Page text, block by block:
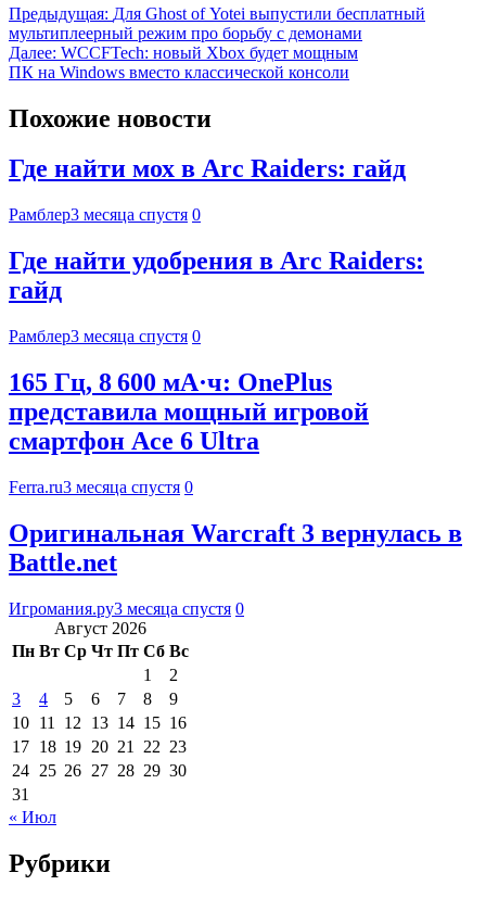
Предыдущая: Для Ghost of Yotei выпустили бесплатный
мультиплеерный режим про борьбу с демонами
Далее: WCCFTech: новый Xbox будет мощным
ПК на Windows вместо классической консоли
Похожие новости
Где найти мох в Arc Raiders: гайд
Рамблер3 месяца спустя 0
Где найти удобрения в Arc Raiders:
гайд
Рамблер3 месяца спустя 0
165 Гц, 8 600 мА·ч: OnePlus
представила мощный игровой
смартфон Ace 6 Ultra
Ferra.ru3 месяца спустя 0
Оригинальная Warcraft 3 вернулась в
Battle.net
Игромания.ру3 месяца спустя 0
Август 2026
Пн Вт Ср Чт Пт Сб Вс
1
2
3
4 5 6 7 8
9
10 11 12 13 14 15 16
17 18 19 20 21 22 23
24 25 26 27 28 29 30
31
« Июл
Рубрики